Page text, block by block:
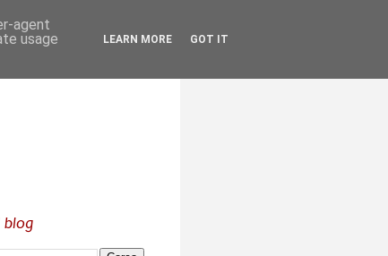
blog
agent
usage
LEARN MORE GOT IT